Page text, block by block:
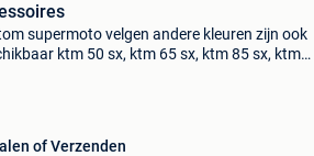
supermoto velgen andere kleuren zijn ook
ktm 50 sx, ktm 65 sx, ktm 85 sx, ktm
of Verzenden